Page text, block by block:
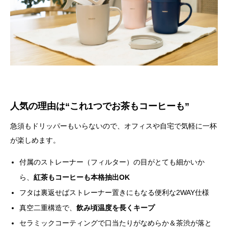
人気の理由は“これ1つでお茶もコーヒーも”
急須もドリッパーもいらないので、オフィスや自宅で気軽に一杯
が楽しめます。
付属のストレーナー（フィルター）の目がとても細かいか
ら、紅茶もコーヒーも本格抽出OK
フタは裏返せばストレーナー置きにもなる便利な2WAY仕様
真空二重構造で、飲み頃温度を長くキープ
セラミックコーティングで口当たりがなめらか＆茶渋が落と